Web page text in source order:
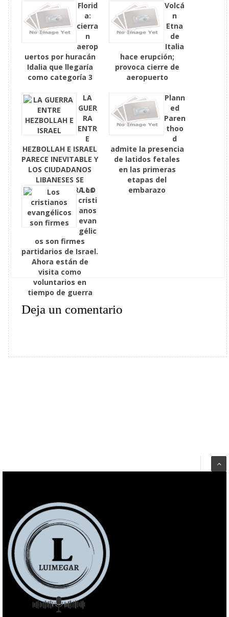
Florid
a:
cierra
n
aerop
uertos por huracán
Idalia que llegaría
como categoría 3
Volcá
n
Etna
de
Italia
hace erupción;
provoca cierre de
aeropuerto
LA
GUER
RA
ENTR
E
HEZBOLLAH E ISRAEL
PARECE INEVITABLE Y
LOS CIUDADANOS
LIBANESES SE
PREPARAN PARA LO
PEOR
Plann
ed
Paren
thoo
d
admite la presencia
de latidos fetales
en las primeras
etapas del
embarazo
Los
cristi
anos
evan
gélic
os son firmes
partidarios de Israel.
Ahora están de
visita como
voluntarios en
tiempo de guerra
Deja un comentario